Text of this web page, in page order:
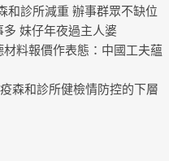
和診所減重 辦事群眾不缺位
妹仔年夜過主人婆
料報價作表態：中國工夫蘊
森和診所健檢情防控的下層